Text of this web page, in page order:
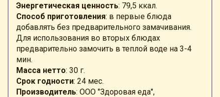
Энергетическая ценность: 79,5 ккал.
Способ приготовления: в первые блюда
добавлять без предварительного замачивания.
Для использования во вторых блюдах
предварительно замочить в теплой воде на 3-4
мин.
Масса нетто: 30 г.
Срок годности: 24 мес.
Производитель: ООО "Здоровая еда",